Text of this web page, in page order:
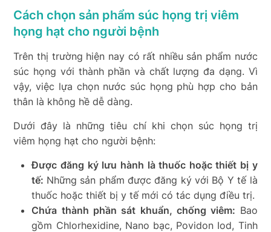
Cách chọn sản phẩm súc họng trị viêm
họng hạt cho người bệnh
Trên thị trường hiện nay có rất nhiều sản phẩm nước
súc họng với thành phần và chất lượng đa dạng. Vì
vậy, việc lựa chọn nước súc họng phù hợp cho bản
thân là không hề dễ dàng.
Dưới đây là những tiêu chí khi chọn súc họng trị
viêm họng hạt cho người bệnh:
Được đăng ký lưu hành là thuốc hoặc thiết bị y
tế: Những sản phẩm được đăng ký với Bộ Y tế là
thuốc hoặc thiết bị y tế mới có tác dụng điều trị.
Chứa thành phần sát khuẩn, chống viêm: Bao
gồm Chlorhexidine, Nano bạc, Povidon Iod, Tinh